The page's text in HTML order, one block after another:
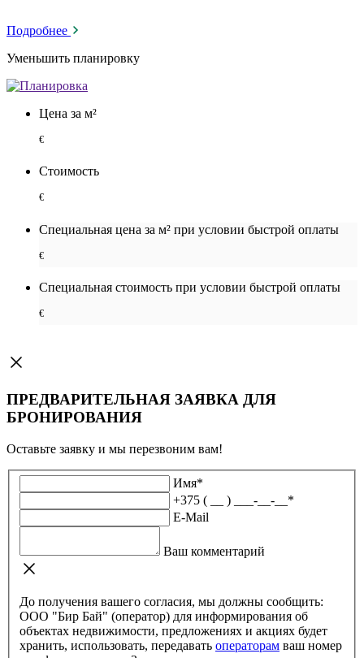
Подробнее
Уменьшить планировку
Цена за м²
€
Стоимость
€
Специальная цена за м² при условии быстрой оплаты
€
Специальная cтоимость при условии быстрой оплаты
€
ПРЕДВАРИТЕЛЬНАЯ ЗАЯВКА ДЛЯ
БРОНИРОВАНИЯ
Оставьте заявку и мы перезвоним вам!
Имя*
+375 ( __ ) ___-__-__ *
E-Mail
Ваш комментарий
До получения вашего согласия, мы должны сообщить:
ООО "Бир Бай" (оператор) для информирования об
объектах недвижимости, предложениях и акциях будет
хранить, использовать, передавать операторам